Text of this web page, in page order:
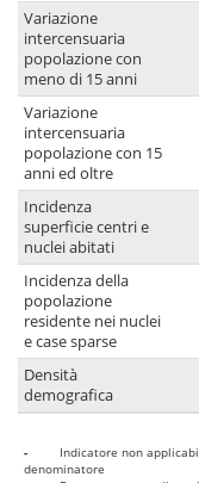
Variazione
intercensuaria
popolazione con
meno di 15 anni
Variazione
intercensuaria
popolazione con 15
anni ed oltre
Incidenza
superficie centri e
nuclei abitati
Incidenza della
popolazione
residente nei nuclei
e case sparse
Densità
demografica
-
Indicatore non
denominatore